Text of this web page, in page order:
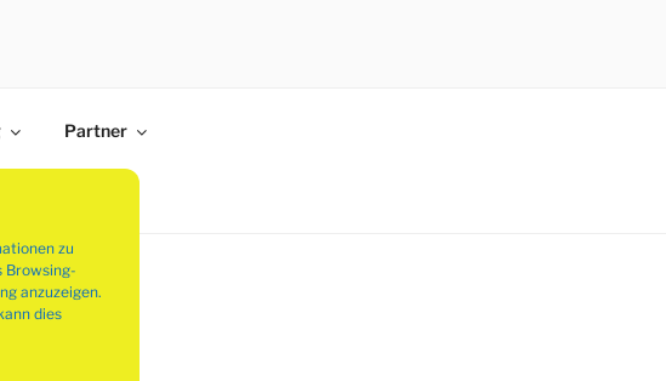
zu
Browsing-
anzuzeigen.
dies
Partner